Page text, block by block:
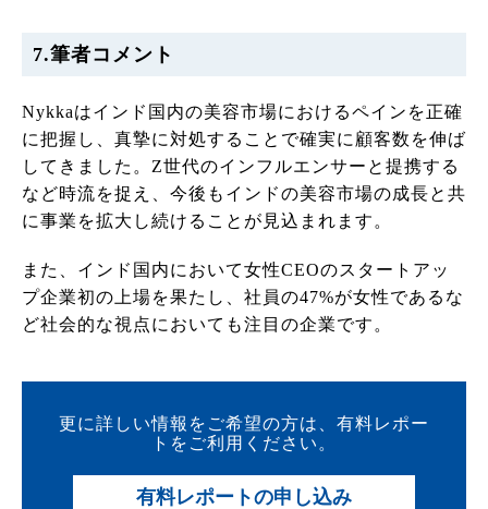
7.筆者コメント
Nykkaはインド国内の美容市場におけるペインを正確
に把握し、真摯に対処することで確実に顧客数を伸ば
してきました。Z世代のインフルエンサーと提携する
など時流を捉え、今後もインドの美容市場の成長と共
に事業を拡大し続けることが見込まれます。
また、インド国内において女性CEOのスタートアッ
プ企業初の上場を果たし、社員の47%が女性であるな
ど社会的な視点においても注目の企業です。
更に詳しい情報をご希望の方は、有料レポー
トをご利用ください。
有料レポートの申し込み